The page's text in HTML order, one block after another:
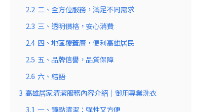
2.2 二、全方位服務，滿足不同需求
2.3 三、透明價格，安心消費
2.4 四、地區覆蓋廣，便利高雄居民
2.5 五、品牌信譽，品質保障
2.6 六、結語
3 高雄居家清潔服務內容介紹｜御用專業洗衣
3.1 一、鐘點清潔：彈性又方便